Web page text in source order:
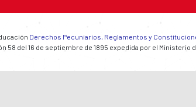
Derechos Pecuniarios, Reglamentos y
58 del 16 de septiembre de 1895 expedida por el Ministerio